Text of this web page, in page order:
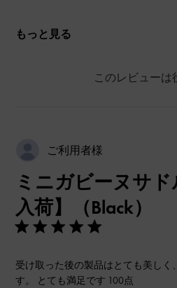
もっと見る
このレビューは
ご利用者様
ミニガビーヌサ
入荷】（Black）
受け取った後の製品はとても美し
す。 とても満足です 100点